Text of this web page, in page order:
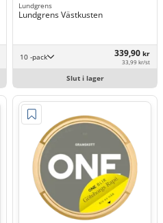
Lundgrens
Lundgrens Västkusten
10 -pack 339,90 kr
33,99 kr/st
Slut i lager